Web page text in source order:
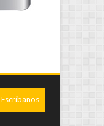
Escríbanos